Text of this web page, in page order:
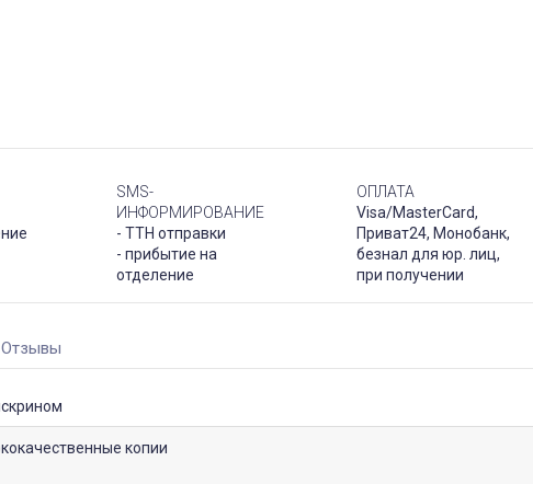
SMS-
ИНФОРМИРОВАНИЕ
- ТТН отправки
- прибытие на
отделение
ОПЛАТА
Visa/MasterCard,
Приват24, Монобанк,
безнал для юр. лиц,
при получении
Отзывы
копии